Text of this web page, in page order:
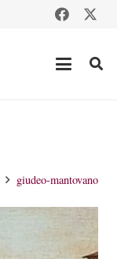
giudeo-mantovano